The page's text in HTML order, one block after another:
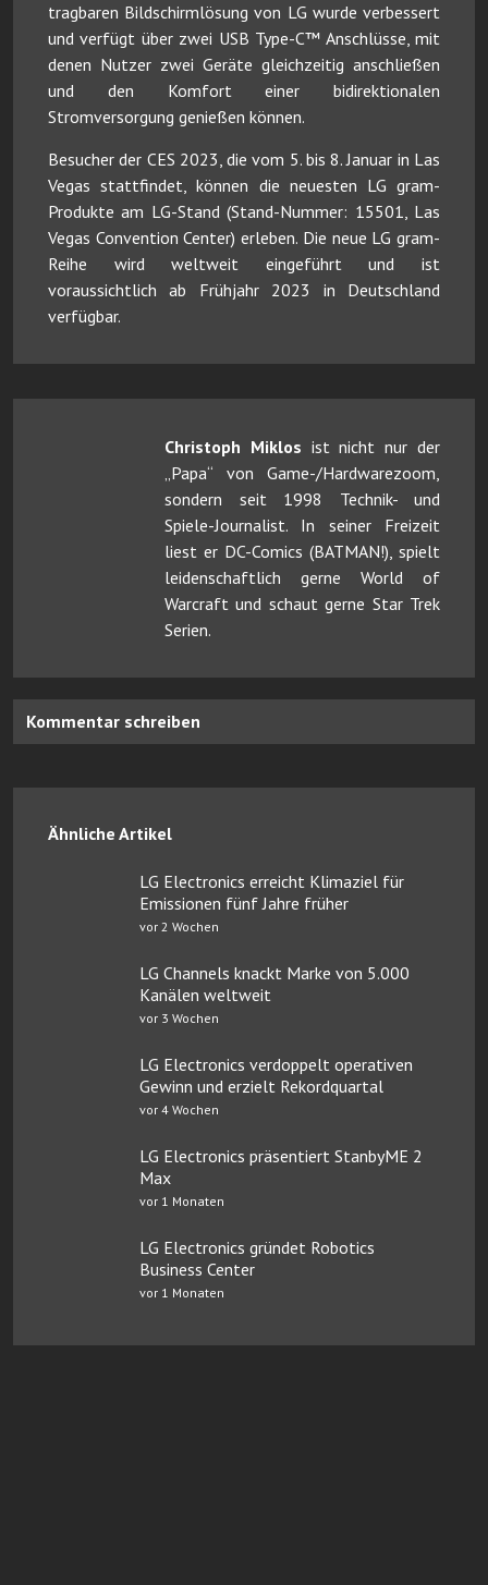
tragbaren Bildschirmlösung von LG wurde verbessert
und verfügt über zwei USB Type-C™ Anschlüsse, mit
denen Nutzer zwei Geräte gleichzeitig anschließen
und den Komfort einer bidirektionalen
Stromversorgung genießen können.
Besucher der CES 2023, die vom 5. bis 8. Januar in Las
Vegas stattfindet, können die neuesten LG gram-
Produkte am LG-Stand (Stand-Nummer: 15501, Las
Vegas Convention Center) erleben. Die neue LG gram-
Reihe wird weltweit eingeführt und ist
voraussichtlich ab Frühjahr 2023 in Deutschland
verfügbar.
Christoph Miklos ist nicht nur der
„Papa“ von Game-/Hardwarezoom,
sondern seit 1998 Technik- und
Spiele-Journalist. In seiner Freizeit
liest er DC-Comics (BATMAN!), spielt
leidenschaftlich gerne World of
Warcraft und schaut gerne Star Trek
Serien.
Kommentar schreiben
Ähnliche Artikel
LG Electronics erreicht Klimaziel für
Emissionen fünf Jahre früher
vor 2 Wochen
LG Channels knackt Marke von 5.000
Kanälen weltweit
vor 3 Wochen
LG Electronics verdoppelt operativen
Gewinn und erzielt Rekordquartal
vor 4 Wochen
LG Electronics präsentiert StanbyME 2
Max
vor 1 Monaten
LG Electronics gründet Robotics
Business Center
vor 1 Monaten